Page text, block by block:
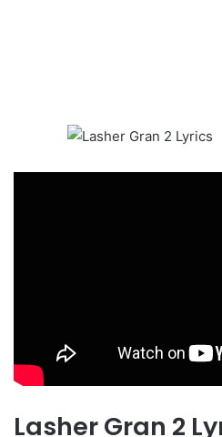
Lasher Gran 2